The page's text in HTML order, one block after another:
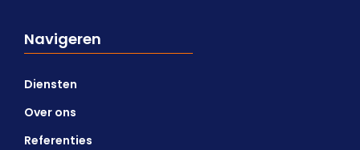
Navigeren
Diensten
Over ons
Referenties